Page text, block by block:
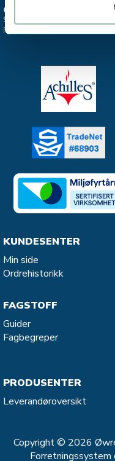
OSLO
Salgskontor instrumentering
Finn oss >
KUNDESENTER
Min side
Ordrehistorikk
FAGSTOFF
Guider
Fagbegreper
PRODUSENTER
Leverandøroversikt
Copyright © 2026
Forretningssystem